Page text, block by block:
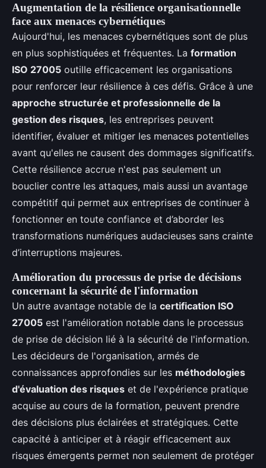
Augmentation de la résilience organisationnelle
face aux menaces cybernétiques
Aujourd'hui, les menaces cybernétiques sont de plus
en plus sophistiquées et fréquentes. La formation
ISO 27005 outille efficacement les organisations
pour renforcer leur résilience à ces défis. Grâce à une
approche structurée et professionnelle de la
gestion des risques, les entreprises peuvent
identifier, évaluer et mitiger les menaces potentielles
avant qu'elles ne causent des dommages significatifs.
Cette résilience accrue n'est pas seulement un
bouclier contre les attaques, mais aussi un avantage
compétitif qui permet aux entreprises de continuer à
fonctionner en toute confiance et d’aborder les
transformations numériques audacieuses sans crainte
d’interruptions majeures.
Amélioration du processus de prise de décisions
concernant la sécurité de l'information
Un autre avantage notable de la certification ISO
27005 est l'amélioration notable dans le processus
de prise de décision lié à la sécurité de l'information.
Les décideurs de l'organisation, armés de
connaissances approfondies sur les méthodologies
d'évaluation des risques et de l'expérience pratique
acquise au cours de la formation, peuvent prendre
des décisions plus éclairées et stratégiques. Cette
capacité à anticiper et à réagir efficacement aux
risques émergents permet non seulement de protéger